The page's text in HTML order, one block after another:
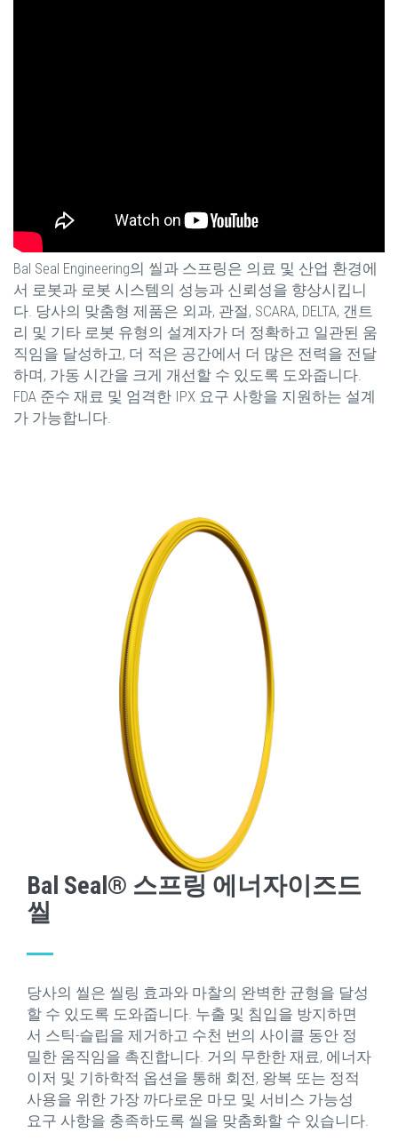
Bal Seal Engineering의 씰과 스프링은 의료 및 산업 환경에
서 로봇과 로봇 시스템의 성능과 신뢰성을 향상시킵니
다. 당사의 맞춤형 제품은 외과, 관절, SCARA, DELTA, 갠트
리 및 기타 로봇 유형의 설계자가 더 정확하고 일관된 움
직임을 달성하고, 더 적은 공간에서 더 많은 전력을 전달
하며, 가동 시간을 크게 개선할 수 있도록 도와줍니다.
FDA 준수 재료 및 엄격한 IPX 요구 사항을 지원하는 설계
가 가능합니다.
Bal Seal® 스프링 에너자이즈드
씰
당사의 씰은 씰링 효과와 마찰의 완벽한 균형을 달성
할 수 있도록 도와줍니다. 누출 및 침입을 방지하면
서 스틱-슬립을 제거하고 수천 번의 사이클 동안 정
밀한 움직임을 촉진합니다. 거의 무한한 재료, 에너자
이저 및 기하학적 옵션을 통해 회전, 왕복 또는 정적
사용을 위한 가장 까다로운 마모 및 서비스 가능성
요구 사항을 충족하도록 씰을 맞춤화할 수 있습니다.